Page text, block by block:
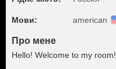
Мови: american
Про мене
Hello! Welcome to my room!